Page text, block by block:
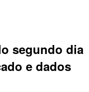
segundo dia
e dados